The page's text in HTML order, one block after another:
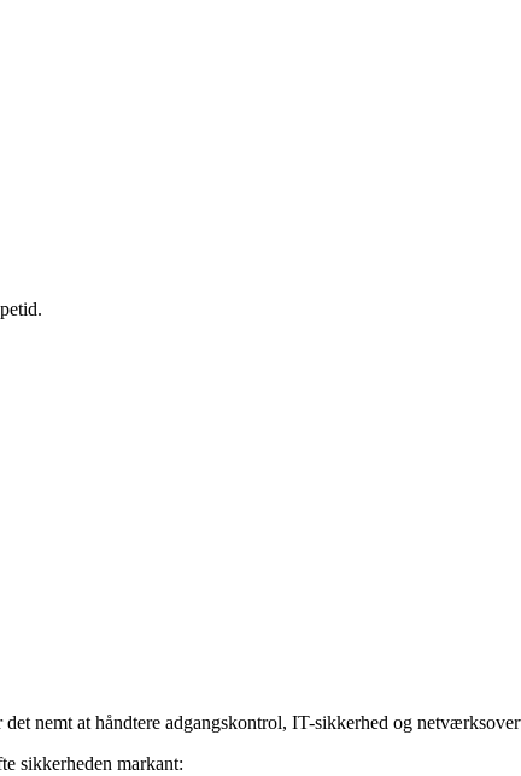
nemt at håndtere adgangskontrol, IT-sikkerhed og
sikkerheden markant: